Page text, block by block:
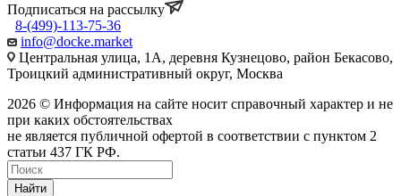
Подписаться на рассылку
8-(499)-113-75-36
info@docke.market
Центральная улица, 1А, деревня Кузнецово, район Бекасово,
Троицкий административный округ, Москва
2026 © Информация на сайте носит справочный характер и не
при каких обстоятельствах
не является публичной офертой в соответствии с пунктом 2
статьи 437 ГК РФ.
Найти